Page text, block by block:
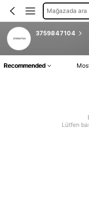
Mağazada ara
3759847104
Recommended
Lütfen